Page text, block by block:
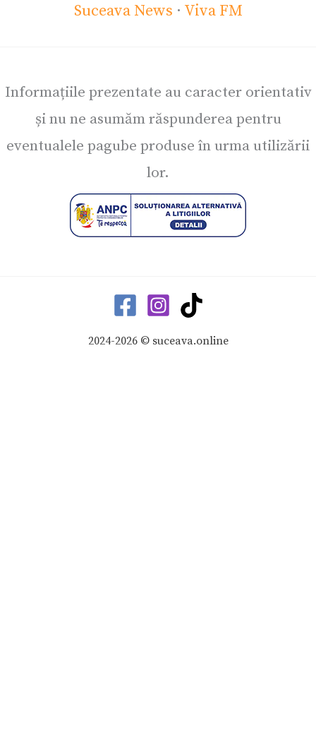
Suceava News · Viva FM
Informațiile prezentate au caracter orientativ
și nu ne asumăm răspunderea pentru
eventualele pagube produse în urma utilizării
lor.
2024-2026 © suceava.online